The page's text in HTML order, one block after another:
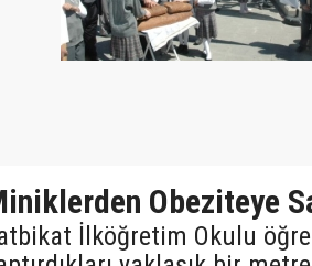
Obeziteye
İlköğretim Okulu